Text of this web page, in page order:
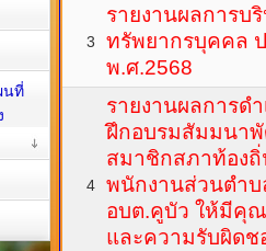
3
รายงานผลการบ
ทรัพยากรบุคคล
พ.ศ.2568
4
รายงานผลการด
ฝึกอบรมสัมมนา
สมาชิกสภาท้อง
พนักงานส่วนตำบ
อบต.คูบัว ให้มีคุ
และความรับผิดช
นที่